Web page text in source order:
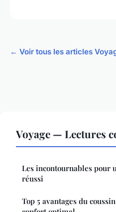
← Voir tous les articles
Voyage — Lectures
Les incontournables pour
réussi
Top 5 avantages du